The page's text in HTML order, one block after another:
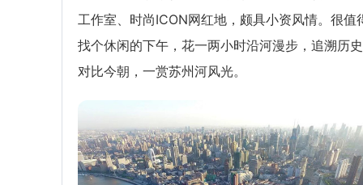
工作室、时尚ICON网红地，颇具小资风情。很值
找个休闲的下午，花一两小时沿河漫步，追溯历
对比今朝，一赏苏州河风光。